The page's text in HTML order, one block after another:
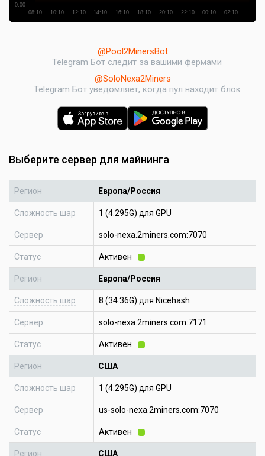
08:10 10:10 12:10 14:10 16:10 18:10 20:10 22:10 00:10 02:10
0.00
@Pool2MinersBot
Telegram Бот следит за вашими фермами
@SoloNexa2Miners
Telegram Бот уведомляет, когда пул находит блок
Выберите сервер для майнинга
Регион Европа/Россия
Сложность шар 1 (4.295G) для GPU
Сервер solo-nexa.2miners.com:7070
Статус Активен
Регион Европа/Россия
Сложность шар 8 (34.36G) для Nicehash
Сервер solo-nexa.2miners.com:7171
Статус Активен
Регион США
Сложность шар 1 (4.295G) для GPU
Сервер us-solo-nexa.2miners.com:7070
Статус Активен
Регион США